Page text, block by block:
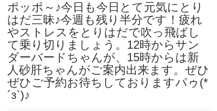
ポッポ～♪今日も今日とて元気にとり
はだ三昧♪今週も残り半分です！疲れ
やストレスをとりはだで吹っ飛ばし
て乗り切りましょう。12時からサン
ダーバードちゃんが、15時からは新
人砂肝ちゃんがご案内出来ます。ぜひ
ぜひご予約お待ちしておりますパゥ(*
´з`)♪